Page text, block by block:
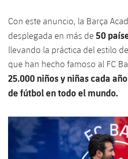
Femenino
Agenda
Jugadores
Calendario
Resultados
Actualidad
Jugadores
Calendario
Clasificaciones
Hockey hierba
plusicon
más
Noticias
Hockey Hierba Masculino
Patinaje artístico
plusicon
más
Actualidad
Plantilla
Agenda
Escuela de Patinaje
Rugby
plusicon
más
Actualidad
Voleibol
plusicon
más
Con este anuncio, la Barça
desplegada en más de 50
llevando la práctica del estilo
que han hecho famoso al FC
25.000 niños y niñas cada
de fútbol en todo el mundo.
Anterior
label.aria.chevronleft